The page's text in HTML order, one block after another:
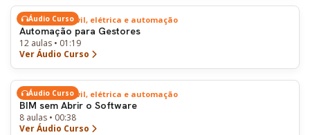
Áudio Curso
Engenharia civil, elétrica e automação
Automação para Gestores
12 aulas • 01:19
Ver Áudio Curso
Áudio Curso
Engenharia civil, elétrica e automação
BIM sem Abrir o Software
8 aulas • 00:38
Ver Áudio Curso